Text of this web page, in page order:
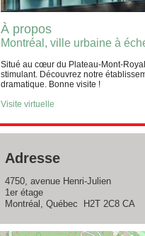
À propos
Montréal, ville urbaine à
Situé au cœur du Plateau-Mont-
stimulant. Découvrez notre
dramatique. Bonne visite !
Visite virtuelle
Adresse
4750, avenue Henri-Julien
1er étage
Montréal, Québec H2T 2C8 CA